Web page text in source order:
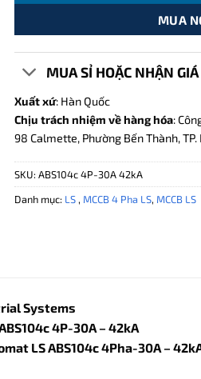
MUA
MUA SỈ HOẶC NHẬN
Xuất xứ: Hàn Quốc
Chịu trách nhiệm về hàng hóa:
98 Calmette, Phường Bến Thành, TP.
SKU: ABS104c 4P-30A 42kA
Danh mục: LS , MCCB 4 Pha LS, MCCB LS
Systems
4P-30A – 42kA
LS ABS104c 4Pha-30A –